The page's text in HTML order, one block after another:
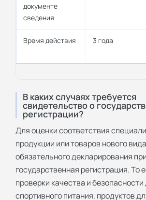
документе
сведения
Время действия 3 года
В каких случаях требуется
свидетельство о
регистрации?
Для оценки соответствия
продукции или товаров нового
обязательного декларирования
государственная регистрация. То
проверки качества и безопасности
спортивного питания, продуктов